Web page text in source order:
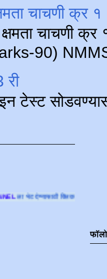
चाचणी क्र
चाचणी
90) NMMS
टेस्ट
करा.